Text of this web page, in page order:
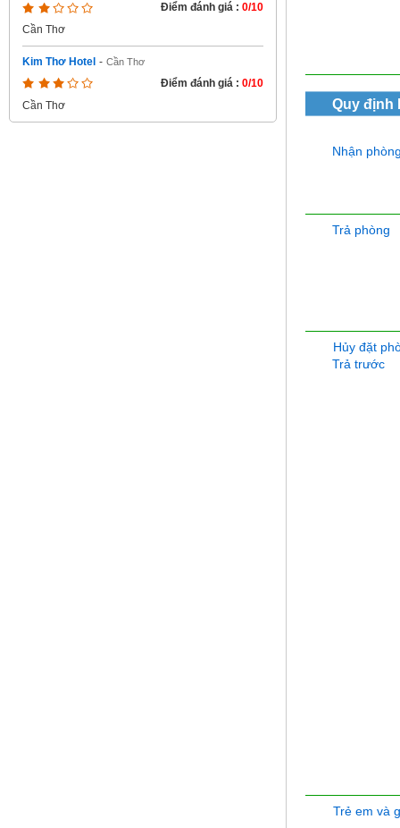
Điểm đánh giá : 0/10
Cần Thơ
Kim Thơ Hotel - Cần Thơ
Điểm đánh giá : 0/10
Cần Thơ
Quy định
Nhận
Trả phòng
Hủy đặt
Trả trước
Trẻ em và